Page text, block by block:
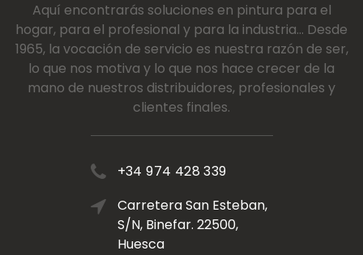
Aquí encontrarás soluciones en pintura para el
hogar, para el profesional y para la industria... Desde
1965, la vocación de servicio es nuestra razón de ser,
lo que nos motiva y lo que nos hace crecer de la
mano de nuestros distribuidores, profesionales y
clientes finales.
+34 974 428 339
Carretera San Esteban,
S/N, Binefar. 22500,
Huesca